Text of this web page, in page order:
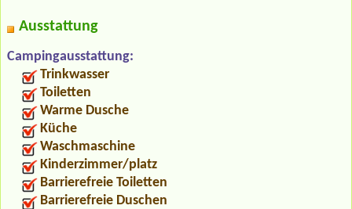
Ausstattung
Campingausstattung:
Trinkwasser
Toiletten
Warme Dusche
Küche
Waschmaschine
Kinderzimmer/platz
Barrierefreie Toiletten
Barrierefreie Duschen